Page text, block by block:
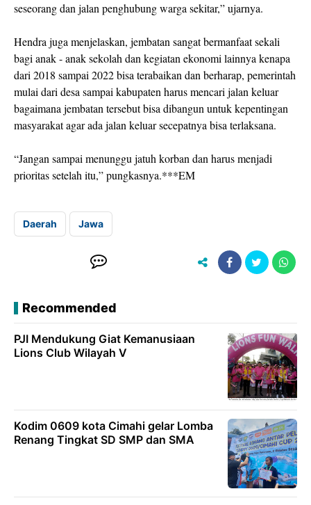
seseorang dan jalan penghubung warga sekitar,” ujarnya.
Hendra juga menjelaskan, jembatan sangat bermanfaat sekali
bagi anak - anak sekolah dan kegiatan ekonomi lainnya kenapa
dari 2018 sampai 2022 bisa terabaikan dan berharap, pemerintah
mulai dari desa sampai kabupaten harus mencari jalan keluar
bagaimana jembatan tersebut bisa dibangun untuk kepentingan
masyarakat agar ada jalan keluar secepatnya bisa terlaksana.
“Jangan sampai menunggu jatuh korban dan harus menjadi
prioritas setelah itu,” pungkasnya.***EM
Daerah Jawa
Recommended
PJI Mendukung Giat Kemanusiaan
Lions Club Wilayah V
Kodim 0609 kota Cimahi gelar Lomba
Renang Tingkat SD SMP dan SMA